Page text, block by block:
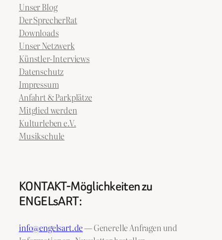
Unser Blog
Der SprecherRat
Downloads
Unser Netzwerk
Künstler-Interviews
Datenschutz
Impressum
Anfahrt & Parkplätze
Mitglied werden
Kulturleben e.V.
Musikschule
KONTAKT-Möglichkeiten zu
ENGELsART:
info@engelsart.de— Generelle Anfragen und